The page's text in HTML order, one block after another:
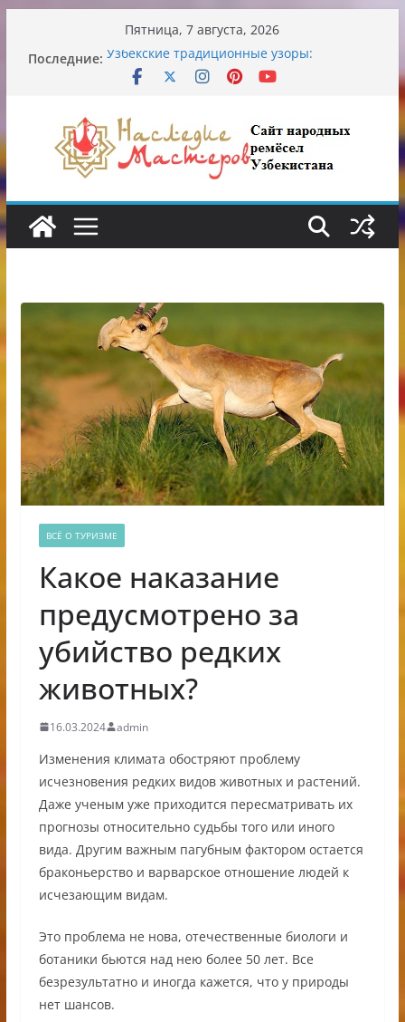
содержимому
Пятница, 7 августа, 2026
Последние: Узбекские традиционные узоры:
символика и происхождение
Опасная диета Алины Загитовой
От знахарей до университетских клиник
Обрушение на одном из ключевых
перекрёстков Ташкента: перекрыт
путепровод на Буюк Ипак Йули
ВСЁ О ТУРИЗМЕ
Какое наказание
предусмотрено за
убийство редких
животных?
16.03.2024 admin
Изменения климата обостряют проблему
исчезновения редких видов животных и растений.
Даже ученым уже приходится пересматривать их
прогнозы относительно судьбы того или иного
вида. Другим важным пагубным фактором остается
браконьерство и варварское отношение людей к
исчезающим видам.
Это проблема не нова, отечественные биологи и
ботаники бьются над нею более 50 лет. Все
безрезультатно и иногда кажется, что у природы
нет шансов.